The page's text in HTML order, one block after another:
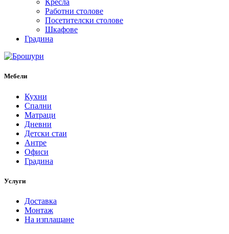
Кресла
Работни столове
Посетителски столове
Шкафове
Градина
Мебели
Кухни
Спални
Матраци
Дневни
Детски стаи
Антре
Офиси
Градина
Услуги
Доставка
Монтаж
На изплащане